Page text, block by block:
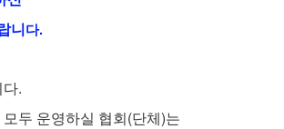
니다.
.
두 운영하실 협회(단체)는